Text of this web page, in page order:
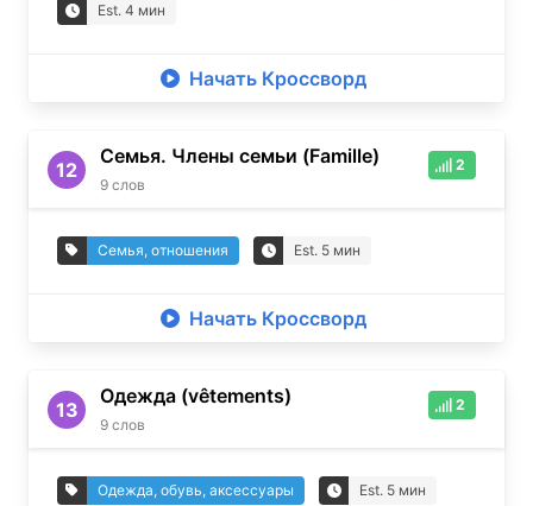
Est. 4 мин
Начать Кроссворд
12
Семья. Члены семьи (Famille)
9 слов
2
Семья, отношения Est. 5 мин
Начать Кроссворд
13
Одежда (vêtements)
9 слов
2
Одежда, обувь, аксессуары Est. 5 мин